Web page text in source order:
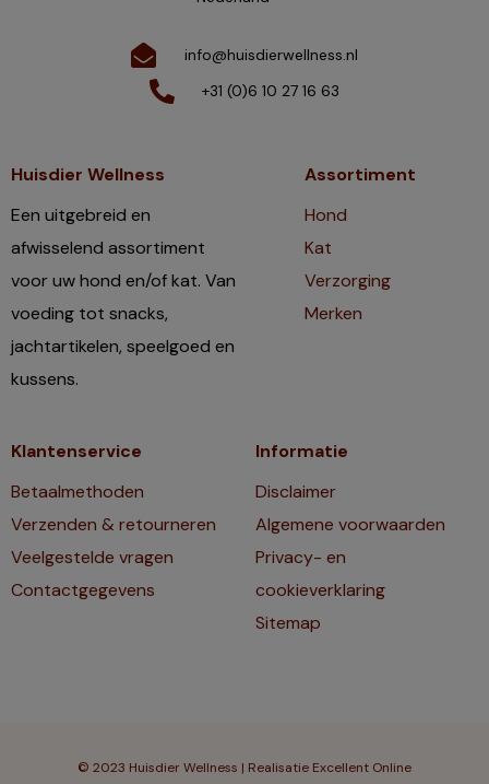
info@huisdierwellness.nl
+31 (0)6 10 27 16 63
Huisdier Wellness
Een uitgebreid en
afwisselend assortiment
voor uw hond en/of kat. Van
voeding tot snacks,
jachtartikelen, speelgoed en
kussens.
Assortiment
Hond
Kat
Verzorging
Merken
Klantenservice
Betaalmethoden
Verzenden & retourneren
Veelgestelde vragen
Contactgegevens
Informatie
Disclaimer
Algemene voorwaarden
Privacy- en
cookieverklaring
Sitemap
© 2023 Huisdier Wellness | Realisatie Excellent Online